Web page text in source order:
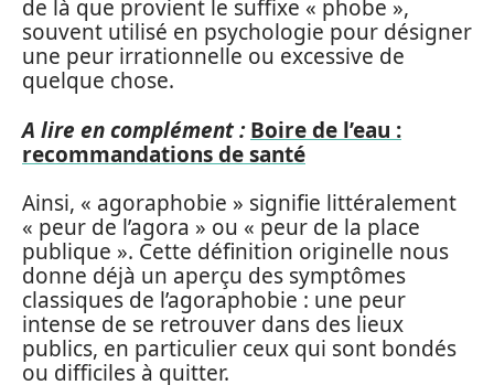
de là que provient le suffixe « phobe »,
souvent utilisé en psychologie pour désigner
une peur irrationnelle ou excessive de
quelque chose.
A lire en complément : Boire de l’eau :
recommandations de santé
Ainsi, « agoraphobie » signifie littéralement
« peur de l’agora » ou « peur de la place
publique ». Cette définition originelle nous
donne déjà un aperçu des symptômes
classiques de l’agoraphobie : une peur
intense de se retrouver dans des lieux
publics, en particulier ceux qui sont bondés
ou difficiles à quitter.